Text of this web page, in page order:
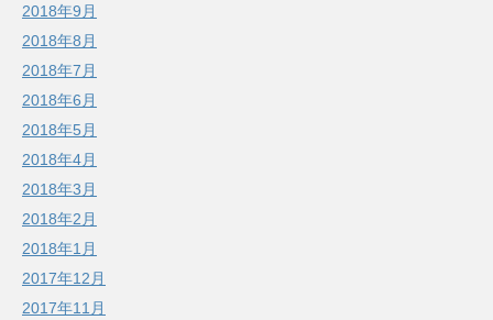
2018年9月
2018年8月
2018年7月
2018年6月
2018年5月
2018年4月
2018年3月
2018年2月
2018年1月
2017年12月
2017年11月